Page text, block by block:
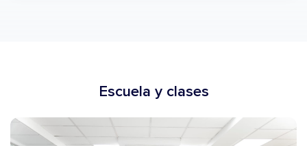
Escuela y clases